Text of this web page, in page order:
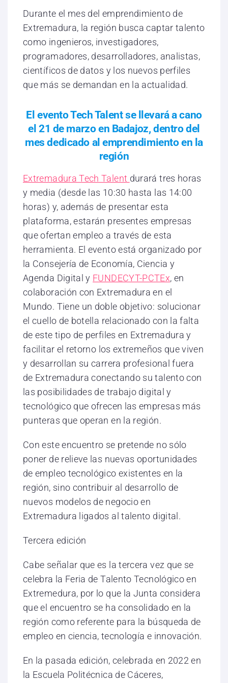
Durante el mes del emprendimiento de
Extremadura, la región busca captar talento
como ingenieros, investigadores,
programadores, desarrolladores, analistas,
científicos de datos y los nuevos perfiles
que más se demandan en la actualidad.
El evento Tech Talent se llevará a cano
el 21 de marzo en Badajoz, dentro del
mes dedicado al emprendimiento en la
región
Extremadura Tech Talent durará tres horas
y media (desde las 10:30 hasta las 14:00
horas) y, además de presentar esta
plataforma, estarán presentes empresas
que ofertan empleo a través de esta
herramienta. El evento está organizado por
la Consejería de Economía, Ciencia y
Agenda Digital y FUNDECYT-PCTEx, en
colaboración con Extremadura en el
Mundo. Tiene un doble objetivo: solucionar
el cuello de botella relacionado con la falta
de este tipo de perfiles en Extremadura y
facilitar el retorno los extremeños que viven
y desarrollan su carrera profesional fuera
de Extremadura conectando su talento con
las posibilidades de trabajo digital y
tecnológico que ofrecen las empresas más
punteras que operan en la región.
Con este encuentro se pretende no sólo
poner de relieve las nuevas oportunidades
de empleo tecnológico existentes en la
región, sino contribuir al desarrollo de
nuevos modelos de negocio en
Extremadura ligados al talento digital.
Tercera edición
Cabe señalar que es la tercera vez que se
celebra la Feria de Talento Tecnológico en
Extremedura, por lo que la Junta considera
que el encuentro se ha consolidado en la
región como referente para la búsqueda de
empleo en ciencia, tecnología e innovación.
En la pasada edición, celebrada en 2022 en
la Escuela Politécnica de Cáceres,